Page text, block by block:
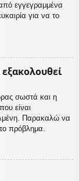
εγγεγραμμένα
για να το
σωστά και η
είναι
Παρακαλώ να
πρόβλημα.